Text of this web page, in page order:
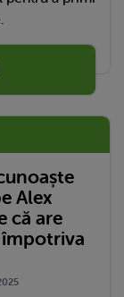
Alex
că are